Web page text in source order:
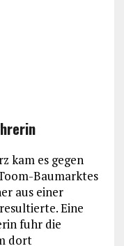
kam es gegen
Baumarktes
aus einer
Eine
fuhr die
dort